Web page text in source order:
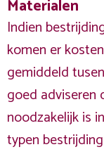
Materialen
Indien
komen er
gemiddeld
goed adviseren
noodzakelijk is
typen